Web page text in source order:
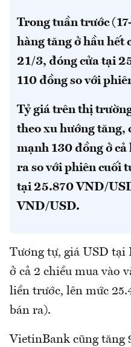
Trong tuần trước
hàng tăng ở hầu hết
21/3, đóng cửa tại
110 đồng so với
Tỷ giá trên thị
theo xu hướng tăng,
mạnh 130 đồng ở
ra so với phiên cuối
tại 25.870 VND/
VND/USD.
Tương tự, giá USD tại
ở cả 2 chiều mua vào
liền trước, lên mức
bán ra).
VietinBank cũng tăng